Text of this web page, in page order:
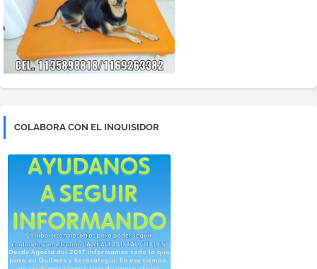
COLABORA CON EL INQUISIDOR